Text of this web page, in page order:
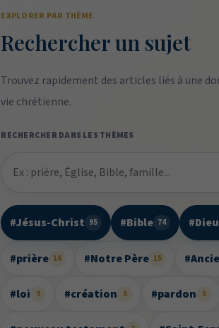
EXPLORER PAR THÈME
Rechercher un sujet
Trouvez rapidement des articles liés à une
vie chrétienne.
RECHERCHER DANS LES THÈMES
#Jésus-Christ 95 #Bible 74 #Dieu
#prière 16 #Notre Père 15
#loi 9 #création 8 #pardon 8